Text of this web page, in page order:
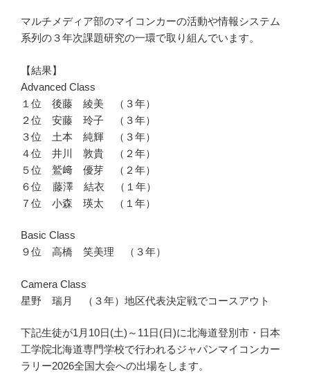
マルチメディア部のマイコンカーの活動や情報システム
系列の３年次課題研究の一環で取り組んでいます。
【結果】
Advanced Class
１位 後藤 綾美 （３年）
２位 安藤 玲子 （３年）
３位 土本 純輝 （３年）
４位 井川 敦貴 （２年）
５位 鷲﨑 優芽 （２年）
６位 藤澤 結衣 （１年）
７位 小森 瑛太 （１年）
Basic Class
９位 高橋 笑美理 （３年）
Camera Class
星野 瑞月 （３年）地区代表決定戦でコースアウト
下記生徒が1月10日(土)～11日(日)に北海道登別市・日本
工学院北海道専門学校で行われるジャパンマイコンカー
ラリー2026全国大会への出場をします。